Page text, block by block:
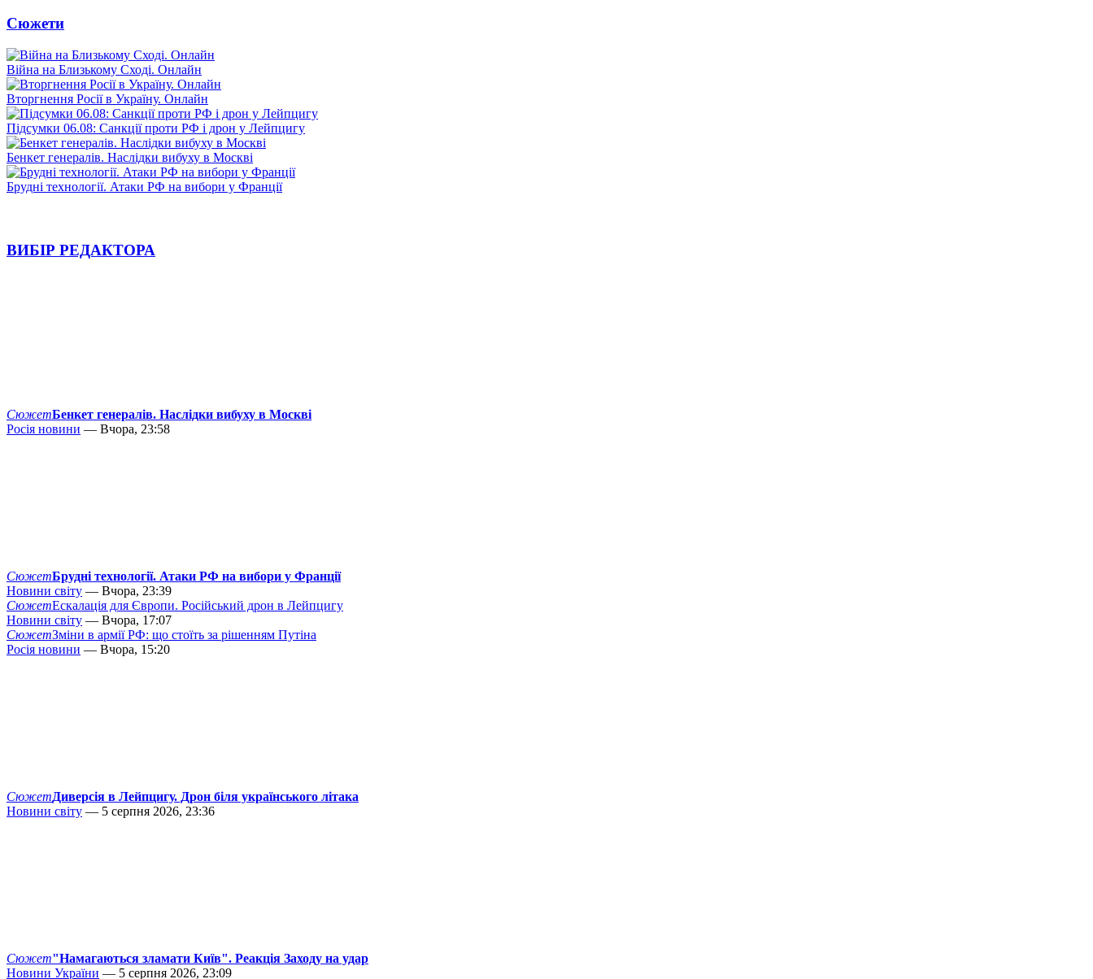
Сюжети
Війна на Близькому Сході. Онлайн
Вторгнення Росії в Україну. Онлайн
Підсумки 06.08: Санкції проти РФ і дрон у Лейпцигу
Бенкет генералів. Наслідки вибуху в Москві
Брудні технології. Атаки РФ на вибори у Франції
ВИБІР РЕДАКТОРА
СюжетБенкет генералів. Наслідки вибуху в Москві
Росія новини — Вчора, 23:58
СюжетБрудні технології. Атаки РФ на вибори у Франції
Новини світу — Вчора, 23:39
СюжетЕскалація для Європи. Російський дрон в Лейпцигу
Новини світу — Вчора, 17:07
СюжетЗміни в армії РФ: що стоїть за рішенням Путіна
Росія новини — Вчора, 15:20
СюжетДиверсія в Лейпцигу. Дрон біля українського літака
Новини світу — 5 серпня 2026, 23:36
Сюжет"Намагаються зламати Київ". Реакція Заходу на удар
Новини України — 5 серпня 2026, 23:09